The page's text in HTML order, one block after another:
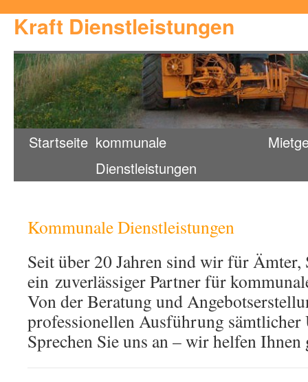
Kraft Dienstleistungen
Startseite kommunale
Dienstleistungen
Kommunale Dienstleistungen
Seit über 20 Jahren sind wir für Ämter,
ein zuverlässiger Partner für
Von der Beratung und
professionellen Ausführung sämtlicher
Sprechen Sie uns an – wir helfen Ihnen